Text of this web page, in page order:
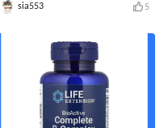
sia553 5